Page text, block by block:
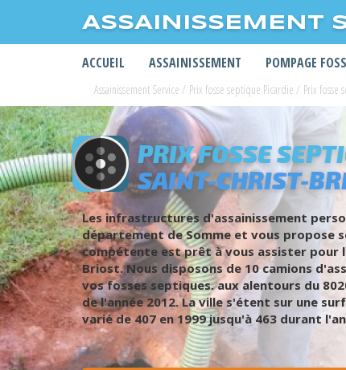
ASSAINISSEMENT
ACCUEIL ASSAINISSEMENT POMPAGE
Assainissement Service / Prix fosse septique Picardie / Prix fosse
PRIX FOSSE
SAINT-CHRIST-
Les infrastructures d'assainissement
département de Somme et vous propose
compétente est prêt à vous assister pour
Briost. Nous disposons de 10 camions
vos fosses septiques. aux alentours du
de l'année 2012. La ville s'étent sur une
varié de 407 en 1999 jusqu'à 463 durant